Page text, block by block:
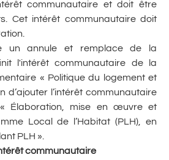
communautaire et doit être
Cet intérêt communautaire doit
un annule et remplace de la
l'intérêt communautaire de la
« Politique du logement et
d’ajouter l’intérêt communautaire
Élaboration, mise en œuvre et
Local de l’Habitat (PLH), en
PLH ».
communautaire